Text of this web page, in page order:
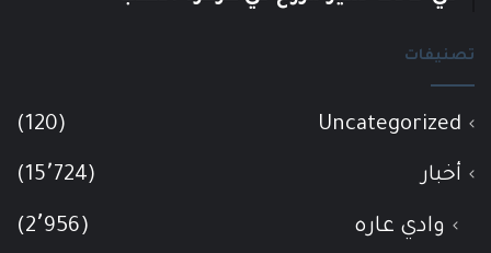
تصنيفات
Uncategorized
(120)
أخبار (15٬724)
وادي عاره (2٬956)